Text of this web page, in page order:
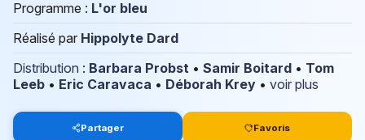
Programme : L'or bleu
Réalisé par Hippolyte Dard
Distribution : Barbara Probst • Samir Boitard • Tom
Leeb • Eric Caravaca • Déborah Krey • voir plus
Partager Favoris